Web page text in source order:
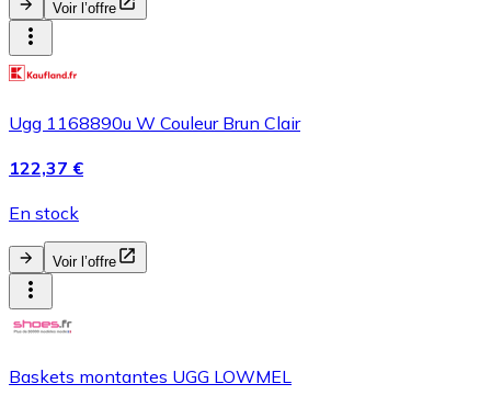
Voir l’offre
Ugg 1168890u W Couleur Brun Clair
122,37 €
En stock
Voir l’offre
Baskets montantes UGG LOWMEL